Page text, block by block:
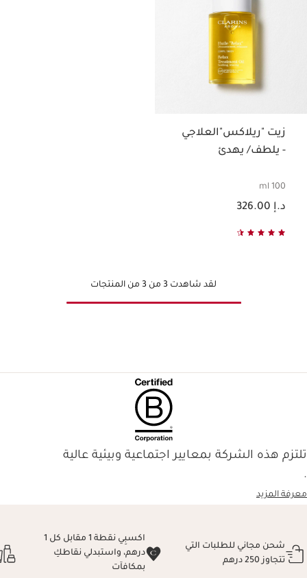
زيت "ريلاكس"العلاجي
- يلطف/ يهدئ
100 ml
السعر الحالي هو د.إ 326.00
د.إ 326.00
لقد شاهدت 3 من 3 من المنتجات
تلتزم هذه الشركة بمعايير اجتماعية وبيئية عالية
.
معرفة المزيد
شحن مجاني للطلبات التي
تتجاوز 250 درهم
اكسبِي نقطة 1 مقابل كل 1
درهم، واستبدلي نقاطكِ
بمكافآت